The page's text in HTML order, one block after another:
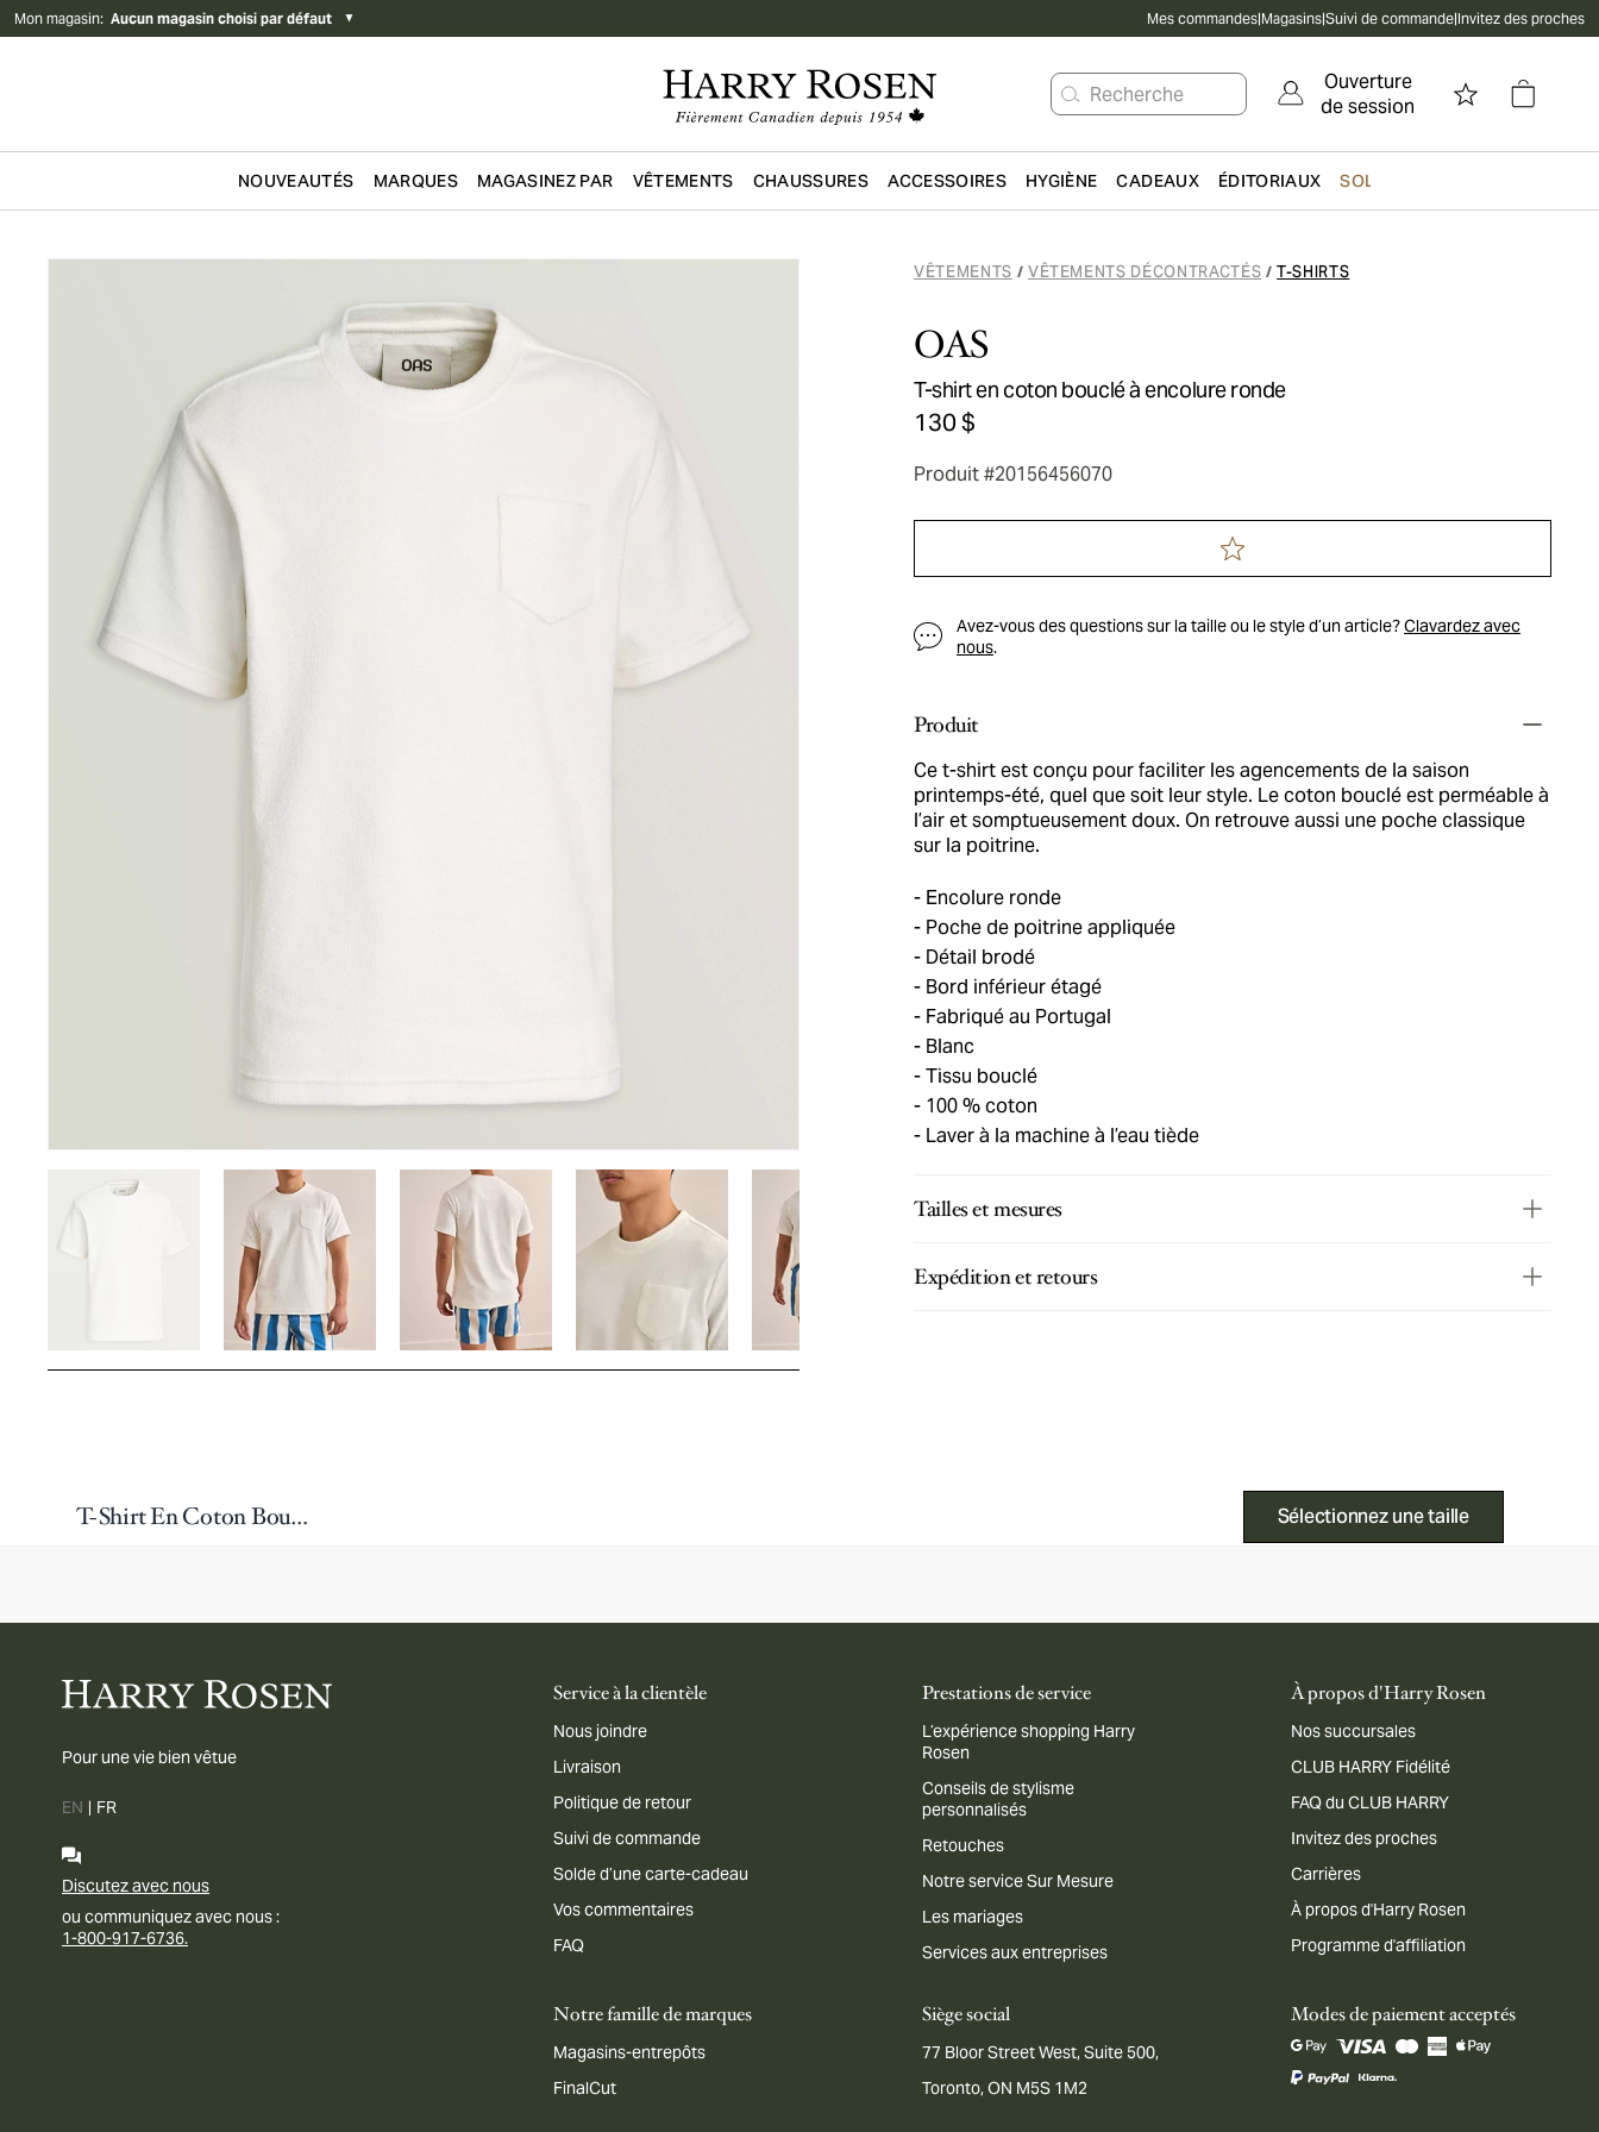
Mon magasin: Aucun magasin choisi par défaut ▼ Mes commandes|Magasins|Suivi de commande|Invitez des proches
Recherche
Ouverture
de session
Passer au contenu principal
NOUVEAUTÉS MARQUES MAGASINEZ PAR VÊTEMENTS CHAUSSURES ACCESSOIRES HYGIÈNE CADEAUX ÉDITORIAUX SOLDES
VÊTEMENTS / VÊTEMENTS DÉCONTRACTÉS / T-SHIRTS
OAS
T-shirt en coton bouclé à encolure ronde
130 $
Produit #20156456070
Avez-vous des questions sur la taille ou le style d’un article?Clavardez avec
nous.
Produit
Ce t-shirt est conçu pour faciliter les agencements de la saison
printemps-été, quel que soit leur style. Le coton bouclé est perméable à
l’air et somptueusement doux. On retrouve aussi une poche classique
sur la poitrine.
Encolure ronde
Poche de poitrine appliquée
Détail brodé
Bord inférieur étagé
Fabriqué au Portugal
Blanc
Tissu bouclé
100 % coton
Laver à la machine à l’eau tiède
Tailles et mesures
Expédition et retours
T-Shirt En Coton Bouclé À Encolure Ronde Sélectionnez une taille
Pour une vie bien vêtue
EN | FR
Discutez avec nous
ou communiquez avec nous :
1-800-917-6736.
Service à la clientèle
Nous joindre
Livraison
Politique de retour
Suivi de commande
Solde d’une carte-cadeau
Vos commentaires
FAQ
Prestations de service
L’expérience shopping Harry
Rosen
Conseils de stylisme
personnalisés
Retouches
Notre service Sur Mesure
Les mariages
Services aux entreprises
À propos d'Harry Rosen
Nos succursales
CLUB HARRY Fidélité
FAQ du CLUB HARRY
Invitez des proches
Carrières
À propos d'Harry Rosen
Programme d'affiliation
Notre famille de marques
Magasins-entrepôts
FinalCut
Siège social
77 Bloor Street West, Suite 500,
Toronto, ON M5S 1M2
Modes de paiement acceptés